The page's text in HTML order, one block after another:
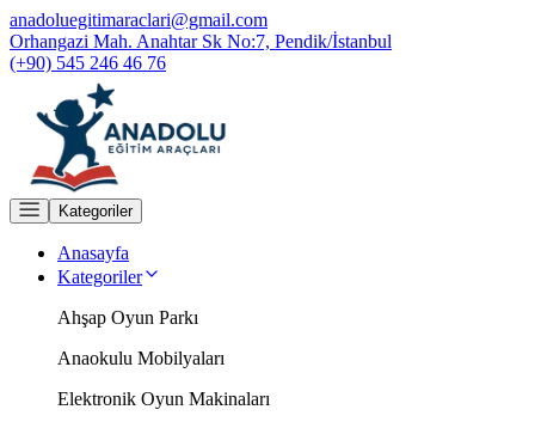
anadoluegitimaraclari@gmail.com
Orhangazi Mah. Anahtar Sk No:7, Pendik/İstanbul
(+90) 545 246 46 76
Kategoriler
Anasayfa
Kategoriler
Ahşap Oyun Parkı
Anaokulu Mobilyaları
Elektronik Oyun Makinaları